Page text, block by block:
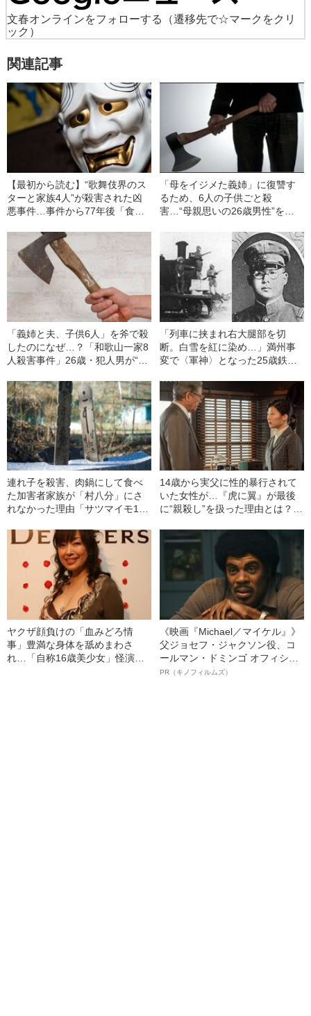
文春オンラインをフォローする
（遷移先で☆マークをクリ
ック）
関連記事
【最初から読む】“歌舞伎界のス
ターと家族4人”が殺害された凶
悪事件…事件から77年後「食べ
察とメディアのでっち上げ」と
わかったワケ（1946年の事件）
「母をイジメた義姉」に復讐す
るため、6人の子供ごと殺
害…“母親思いの26歳男性”を鬼
「義姉と夫、子供6人」を斧で殺
したのになぜ…？「和歌山一家8
人殺害事件」26歳・犯人男が“死
事件）
「列車に挟まれ右大腿部を切
断。白雪を紅に染め…」満州事
変で〈軍神〉となった25歳鉄道
で迫り来る敵の貨車》
連れ子を殺害、肉鍋にして食べ
た加害者家族が「村八分」にさ
れなかった理由「サツマイモ1本
だよ」（1945年の事件）
14歳から実父に性的暴行されて
いた女性が…『虎に翼』が最後
に“親殺し”を扱った理由とは？
が問い続けたもの
ヤクザ顔負けの「血みどろ情
事」豊満な身体を舐めまわさ
れ…「自称16歳美少女」怪演
《映画『Michael／マイケル』》
父ジョセフ・ジャクソン役、コ
ールマン・ドミンゴ オフィシャ
ルインタビュー“観客を魅了した
PR（キノフィルムズ）